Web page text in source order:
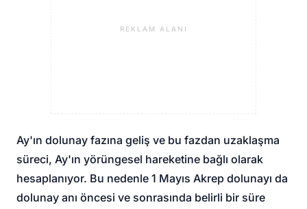
REKLAM ALANI
Ay'ın dolunay fazına geliş ve bu fazdan uzaklaşma
süreci, Ay'ın yörüngesel hareketine bağlı olarak
hesaplanıyor. Bu nedenle 1 Mayıs Akrep dolunayı da
dolunay anı öncesi ve sonrasında belirli bir süre